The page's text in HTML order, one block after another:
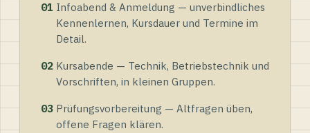
01 Infoabend & Anmeldung — unverbindliches
Kennenlernen, Kursdauer und Termine im
Detail.
02 Kursabende — Technik, Betriebstechnik und
Vorschriften, in kleinen Gruppen.
03 Prüfungsvorbereitung — Altfragen üben,
offene Fragen klären.